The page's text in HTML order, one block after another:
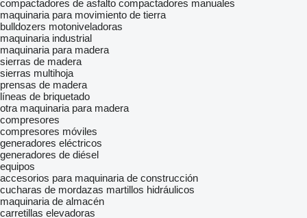
compactadores de asfalto compactadores manuales
maquinaria para movimiento de tierra
bulldozers motoniveladoras
maquinaria industrial
maquinaria para madera
sierras de madera
sierras multihoja
prensas de madera
líneas de briquetado
otra maquinaria para madera
compresores
compresores móviles
generadores eléctricos
generadores de diésel
equipos
accesorios para maquinaria de construcción
cucharas de mordazas martillos hidráulicos
maquinaria de almacén
carretillas elevadoras